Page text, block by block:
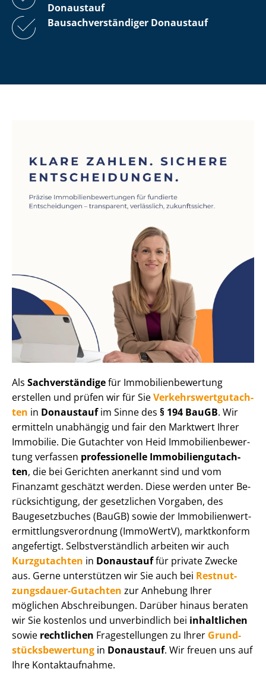
Donaustauf
Bau­sach­ver­stän­di­ger Donaustauf
Als Sachverständigefür Im­mo­bi­li­en­be­wer­tung
erstellen und prüfen wir für SieVer­kehrs­wert­gut­ach­
ten in Donaustaufim Sinne des § 194 BauGB. Wir
ermitteln unabhängig und fair den Marktwert Ihrer
Immobilie. Die Gutachter von Heid Im­mo­bi­li­en­be­wer­
tung verfassen professionelle Im­mo­bi­li­en­gut­ach­
ten, die bei Gerichten anerkannt sind und vom
Finanzamt geschätzt werden. Diese werden unter Be­
rück­sich­ti­gung, der gesetzlichen Vorgaben, des
Baugesetzbuches (BauGB) sowie der Im­mo­bi­li­en­wert­
ermitt­lungs­ver­ord­nung (ImmoWertV), marktkonform
angefertigt. Selbst­ver­ständ­lich arbeiten wir auch
Kurzgutachten in Donaustauffür private Zwecke
aus. Gerne unterstützen wir Sie auch bei Rest­nut­
zungs­dau­er-Gutachten zur Anhebung Ihrer
möglichen Abschreibungen. Darüber hinaus beraten
wir Sie kostenlos und unverbindlich bei inhaltlichen
sowie rechtlichen Fragestellungen zu Ihrer Grund­
stücks­be­wer­tung in Donaustauf. Wir freuen uns auf
Ihre Kontaktaufnahme.